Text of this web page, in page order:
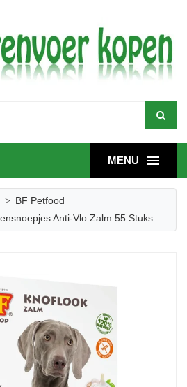
MENU
BF Petfood
Anti-Vlo Zalm 55 Stuks